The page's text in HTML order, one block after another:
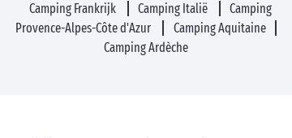
Camping Frankrijk Camping Italië
Camping
Provence-Alpes-Côte d'Azur
Camping Aquitaine
Camping Ardèche